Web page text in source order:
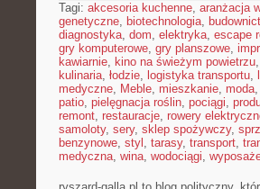
Tagi: akcesoria kuchenne, aranżacja
genetyczne, biotechnologia,
diagnostyka, dom, elektryka, escape
gry komputerowe, gry planszowe,
kawiarnie, kino na świeżym powietrzu,
kulinaria, łodzie, logistyka transportu,
medyczne, Meble, mieszkanie, moda,
patio, pielęgnacja roślin, pociągi,
remont, restauracje, rowery
samoloty, sery, sklep spożywczy,
benzynowe, styl , tarasy, transport,
medyczna, wina, wodociągi,